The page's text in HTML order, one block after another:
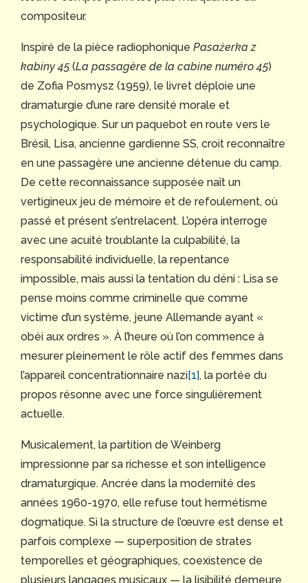
compositeur.
Inspiré de la pièce radiophonique Pasażerka z
kabiny 45 (La passagère de la cabine numéro 45)
de Zofia Posmysz (1959), le livret déploie une
dramaturgie d’une rare densité morale et
psychologique. Sur un paquebot en route vers le
Brésil, Lisa, ancienne gardienne SS, croit reconnaître
en une passagère une ancienne détenue du camp.
De cette reconnaissance supposée naît un
vertigineux jeu de mémoire et de refoulement, où
passé et présent s’entrelacent. L’opéra interroge
avec une acuité troublante la culpabilité, la
responsabilité individuelle, la repentance
impossible, mais aussi la tentation du déni : Lisa se
pense moins comme criminelle que comme
victime d’un système, jeune Allemande ayant «
obéi aux ordres ». À l’heure où l’on commence à
mesurer pleinement le rôle actif des femmes dans
l’appareil concentrationnaire nazi[1], la portée du
propos résonne avec une force singulièrement
actuelle.
Musicalement, la partition de Weinberg
impressionne par sa richesse et son intelligence
dramaturgique. Ancrée dans la modernité des
années 1960-1970, elle refuse tout hermétisme
dogmatique. Si la structure de l’œuvre est dense et
parfois complexe — superposition de strates
temporelles et géographiques, coexistence de
plusieurs langages musicaux — la lisibilité demeure